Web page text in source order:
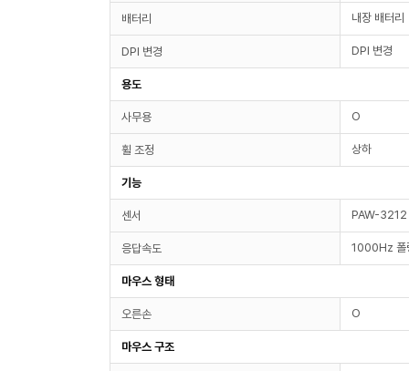
배터리 내장 배터리
DPI 변경 DPI 변경
용도
사무용 O
휠 조정 상하
기능
센서 PAW-3212
응답속도 1000Hz 폴
마우스 형태
오른손 O
마우스 구조